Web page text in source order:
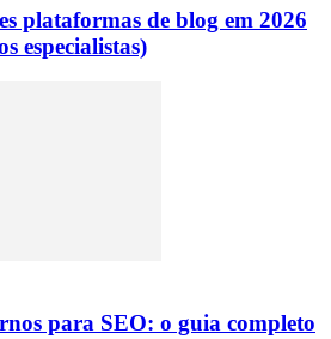
plataformas de blog em 2026
especialistas)
para SEO: o guia completo